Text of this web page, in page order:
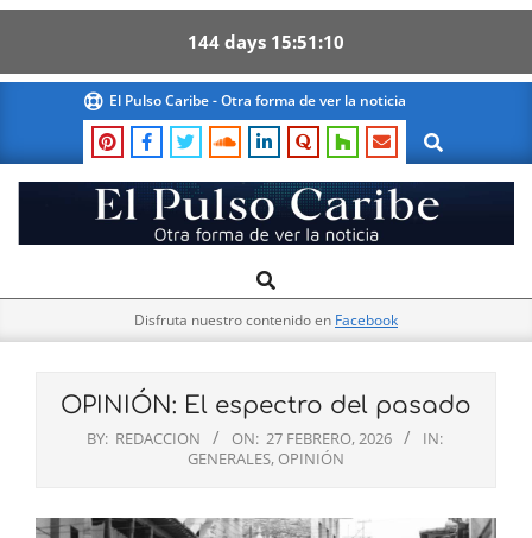
144 days 15 51 09
content
El Pulso Caribe - Otra forma de ver la noticia
Search
El
Pulso
Navigation
Search
Disfruta nuestro contenido en Facebook
OPINIÓN: El espectro del pasado
BY: REDACCION ON: 27 FEBRERO, 2026
IN:
GENERALES, OPINIÓN